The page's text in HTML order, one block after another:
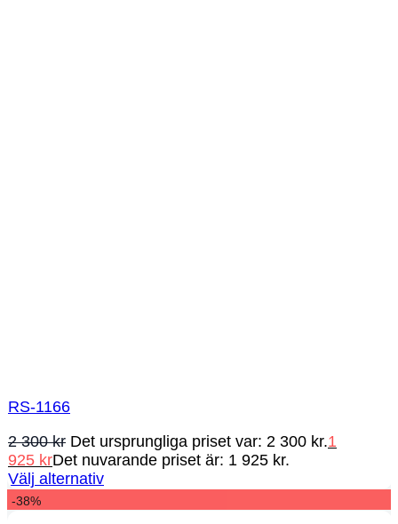
RS-1166
2 300kr Det ursprungliga priset var: 2 300 kr.1
925 krDet nuvarande priset är: 1 925 kr.
Välj alternativ
-38%